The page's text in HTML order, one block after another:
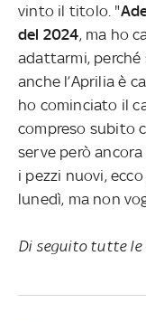
vinto il titolo. "
del 2024, ma ho
adattarmi,
anche l’Aprilia è
ho cominciato il
compreso subito
serve però
i pezzi nuovi,
lunedì, ma non
Di seguito tutte le